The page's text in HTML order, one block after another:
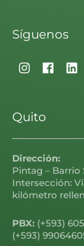
Síguenos
Quito
Dirección:
Pintag – Barrio
Intersección:
kilómetro
PBX: (+593)
(+593)